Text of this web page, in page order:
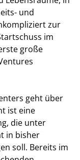
und
zur
im
große
geht über
ist eine
die unter
in bisher
soll. Bereits im